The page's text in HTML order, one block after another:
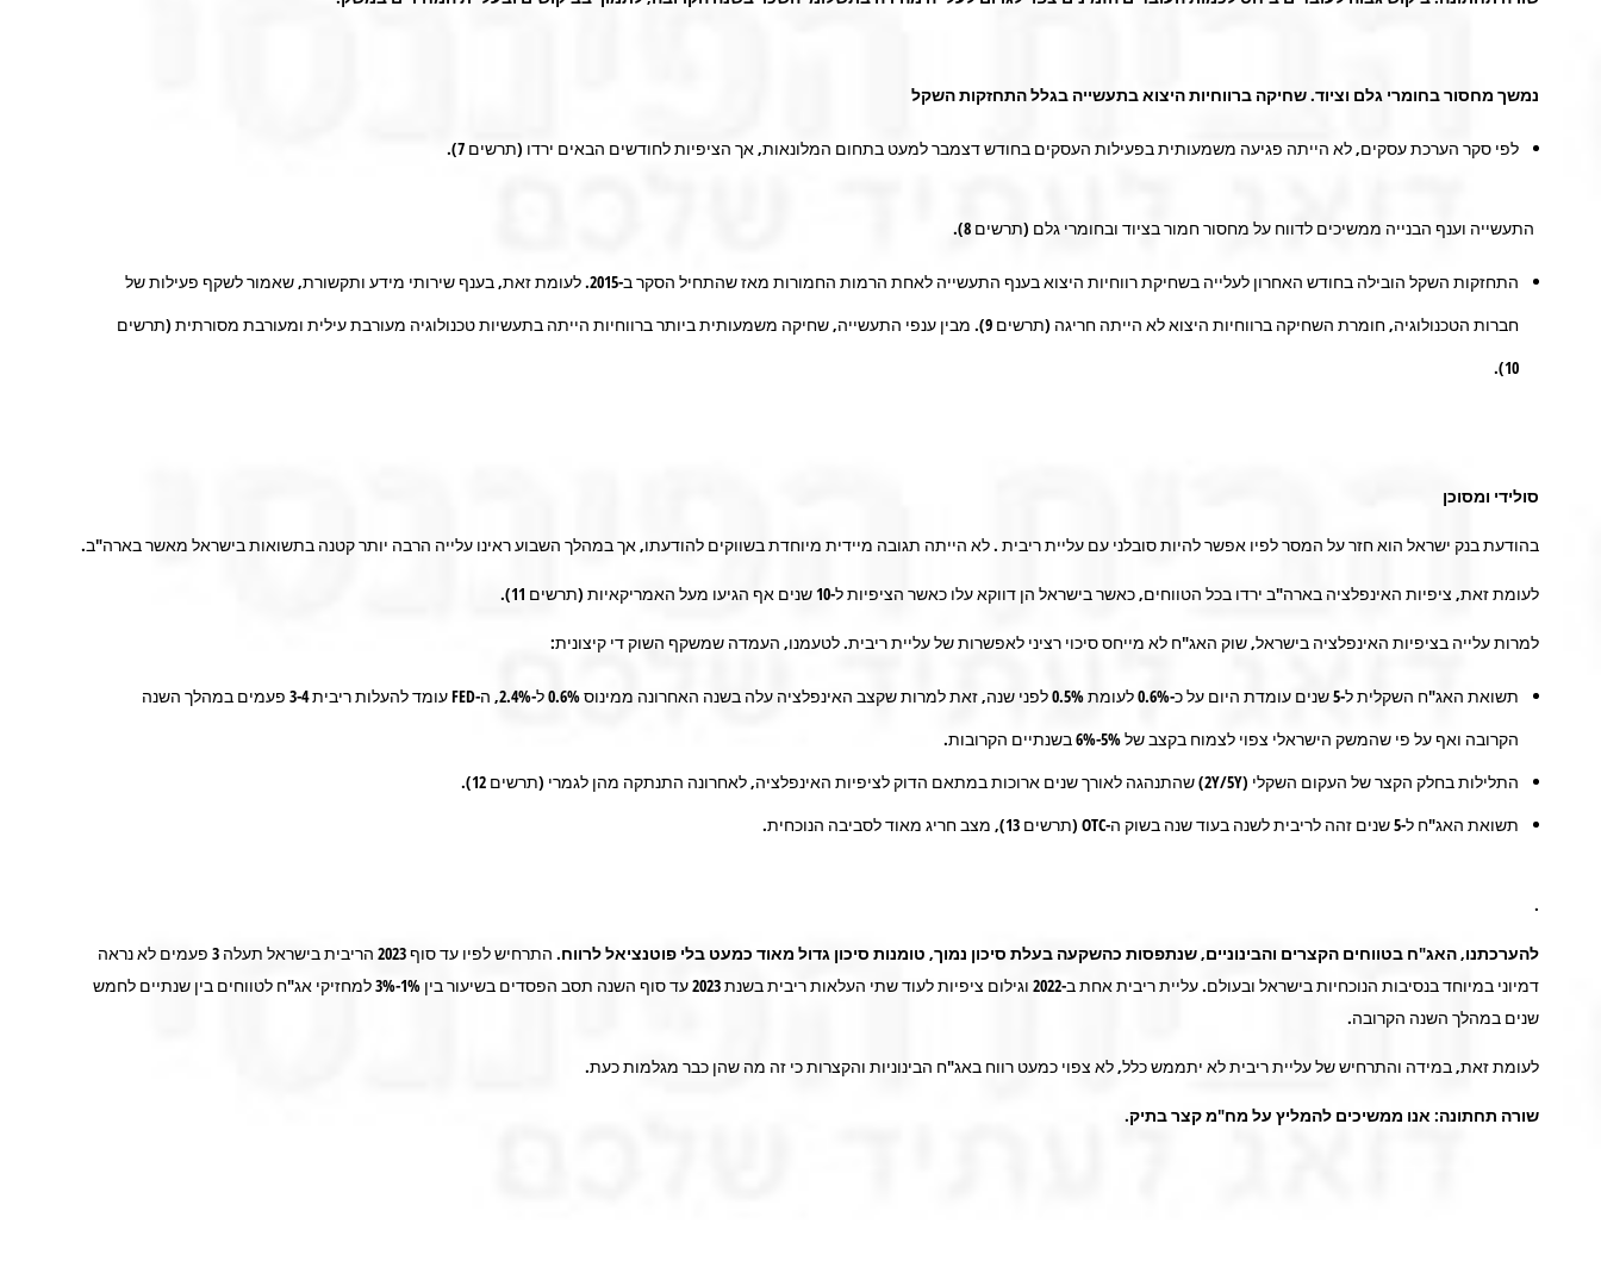
נמשך מחסור בחומרי גלם וציוד. שחיקה ברווחיות היצוא בתעשייה בגלל התחזקות השקל
לפי סקר הערכת עסקים, לא הייתה פגיעה משמעותית בפעילות העסקים בחודש דצמבר למעט בתחום המלונאות, אך הציפיות לחודשים הבאים ירדו (תרשים 7).
התעשייה וענף הבנייה ממשיכים לדווח על מחסור חמור בציוד ובחומרי גלם (תרשים 8).
התחזקות השקל הובילה בחודש האחרון לעלייה בשחיקת רווחיות היצוא בענף התעשייה לאחת הרמות החמורות מאז שהתחיל הסקר ב-2015. לעומת זאת, בענף שירותי מידע ותקשורת, שאמור לשקף פעילות של
חברות הטכנולוגיה, חומרת השחיקה ברווחיות היצוא לא הייתה חריגה (תרשים 9). מבין ענפי התעשייה, שחיקה משמעותית ביותר ברווחיות הייתה בתעשיות טכנולוגיה מעורבת עילית ומעורבת מסורתית (תרשים
10).
סולידי ומסוכן
בהודעת בנק ישראל הוא חזר על המסר לפיו אפשר להיות סובלני עם עליית ריבית . לא הייתה תגובה מיידית מיוחדת בשווקים להודעתו, אך במהלך השבוע ראינו עלייה הרבה יותר קטנה בתשואות בישראל מאשר בארה"ב.
לעומת זאת, ציפיות האינפלציה בארה"ב ירדו בכל הטווחים, כאשר בישראל הן דווקא עלו כאשר הציפיות ל-10 שנים אף הגיעו מעל האמריקאיות (תרשים 11).
למרות עלייה בציפיות האינפלציה בישראל, שוק האג"ח לא מייחס סיכוי רציני לאפשרות של עליית ריבית. לטעמנו, העמדה שמשקף השוק די קיצונית:
תשואת האג"ח השקלית ל-5 שנים עומדת היום על כ-0.6% לעומת 0.5% לפני שנה, זאת למרות שקצב האינפלציה עלה בשנה האחרונה ממינוס 0.6% ל-2.4%, ה-FED עומד להעלות ריבית 3-4 פעמים במהלך השנה
הקרובה ואף על פי שהמשק הישראלי צפוי לצמוח בקצב של 5%-6% בשנתיים הקרובות.
התלילות בחלק הקצר של העקום השקלי (2Y/5Y) שהתנהגה לאורך שנים ארוכות במתאם הדוק לציפיות האינפלציה, לאחרונה התנתקה מהן לגמרי (תרשים 12).
תשואת האג"ח ל-5 שנים זהה לריבית לשנה בעוד שנה בשוק ה-OTC (תרשים 13), מצב חריג מאוד לסביבה הנוכחית.
.
להערכתנו, האג"ח בטווחים הקצרים והבינוניים, שנתפסות כהשקעה בעלת סיכון נמוך, טומנות סיכון גדול מאוד כמעט בלי פוטנציאל לרווח.
התרחיש לפיו עד סוף 2023 הריבית בישראל תעלה 3 פעמים לא נראה
דמיוני במיוחד בנסיבות הנוכחיות בישראל ובעולם. עליית ריבית אחת ב-2022 וגילום ציפיות לעוד שתי העלאות ריבית בשנת 2023 עד סוף השנה תסב הפסדים בשיעור בין 1%-3% למחזיקי אג"ח לטווחים בין שנתיים לחמש
שנים במהלך השנה הקרובה.
לעומת זאת, במידה והתרחיש של עליית ריבית לא יתממש כלל, לא צפוי כמעט רווח באג"ח הבינוניות והקצרות כי זה מה שהן כבר מגלמות כעת.
שורה תחתונה: אנו ממשיכים להמליץ על מח"מ קצר בתיק.